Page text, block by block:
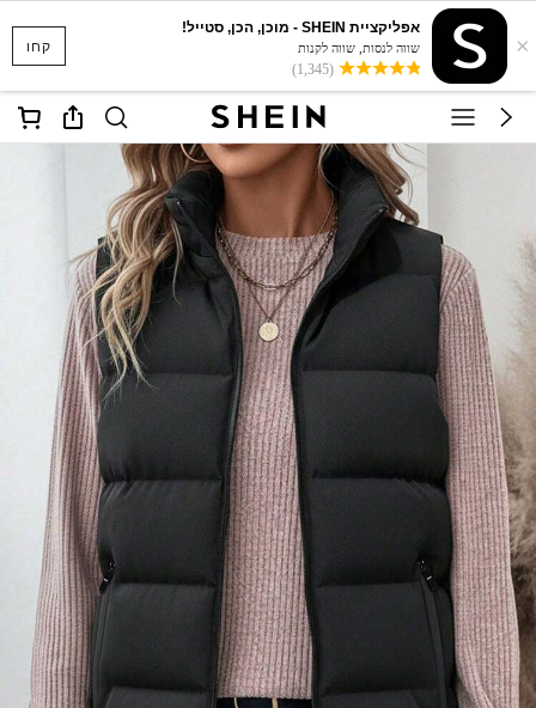
קחו ×
אפליקציית SHEIN - מוכן, הכן, סטייל!
שווה לנסות, שווה לקנות
(1,345)